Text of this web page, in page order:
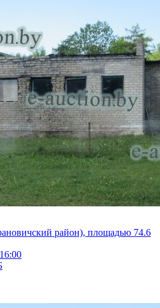
район), площадью 74.6